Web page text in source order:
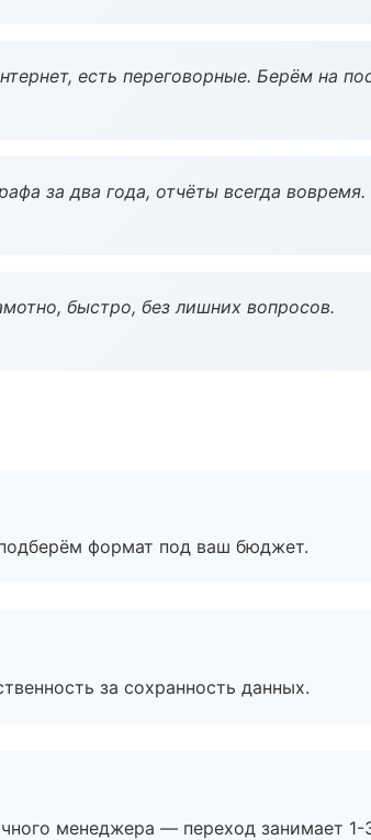
есть переговорные. Берём на
за два года, отчёты всегда вовремя.
быстро, без лишних вопросов.
формат под ваш бюджет.
за сохранность данных.
менеджера — переход занимает 1-